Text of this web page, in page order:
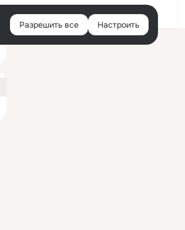
Войти
Разрешить все Настроить